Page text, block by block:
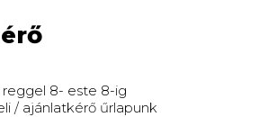
reggel 8- este 8-ig
/ ajánlatkérő űrlapunk